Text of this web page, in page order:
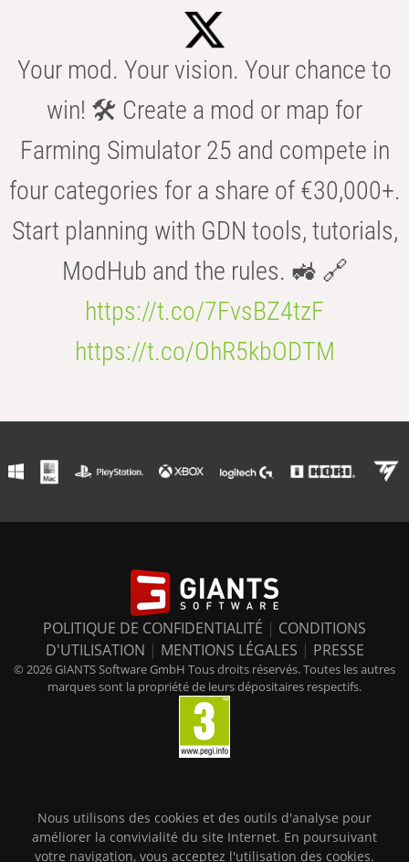
Your mod. Your vision. Your chance to
win! 🛠️ Create a mod or map for
Farming Simulator 25 and compete in
four categories for a share of €30,000+.
Start planning with GDN tools, tutorials,
ModHub and the rules. 🚜 🔗
https://t.co/7FvsBZ4tzF
https://t.co/OhR5kbODTM
POLITIQUE DE CONFIDENTIALITÉ | CONDITIONS
D'UTILISATION | MENTIONS LÉGALES | PRESSE
© 2026 GIANTS Software GmbH Tous droits réservés. Toutes les autres
marques sont la propriété de leurs dépositaires respectifs.
Nous utilisons des cookies et des outils d'analyse pour
améliorer la convivialité du site Internet. En poursuivant
votre navigation, vous acceptez l'utilisation des cookies.